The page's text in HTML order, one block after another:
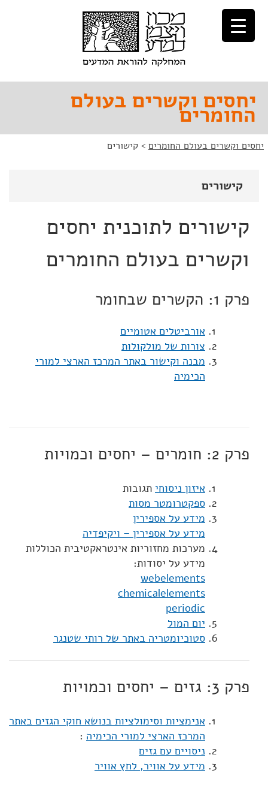
לתוכן
לניווט
יחסים וקשרים בעולם
החומרים
יחסים וקשרים בעולם החומרים > קישורים
קישורים
קישורים לתוכנית יחסים
וקשרים בעולם החומרים
פרק 1: הקשרים שבחומר
אורביטלים אטומיים
צורות של מולקולות
מבנה וקישור באתר המרכז הארצי למורי
הכימיה
פרק 2: חומרים – יחסים וכמויות
איזון ניסוחי תגובות
ספקטרומטר מסות
מידע על אספירין
מידע על אספירין – ויקיפדיה
מערכות מחזוריות אינטראקטיבית הכוללות
מידע על יסודות:
webelements
chemicalelements
periodic
יום המול
סטוכיומטריה באתר של רותי שטנגר
פרק 3: גזים – יחסים וכמויות
אנימציות וסימולציות בנושא חוקי הגזים באתר
המרכז הארצי למורי הכימיה :
ניסויים עם גזים
מידע על אוויר, לחץ אוויר